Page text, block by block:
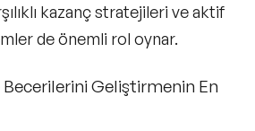
kazanç stratejileri ve aktif
de önemli rol oynar.
Geliştirmenin En